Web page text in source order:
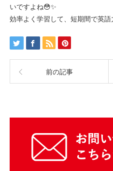
いですよね😳✨
効率よく学習して、短期間で英
前の記事